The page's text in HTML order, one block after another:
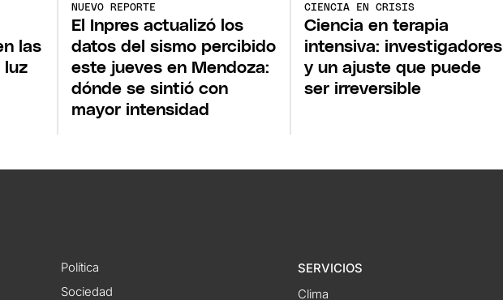
las
luz
NUEVO REPORTE
El Inpres actualizó los
datos del sismo percibido
este jueves en Mendoza:
dónde se sintió con
mayor intensidad
CIENCIA EN CRISIS
Ciencia en terapia
intensiva: investigadores
y un ajuste que puede
ser irreversible
Política
Sociedad
SERVICIOS
Clima